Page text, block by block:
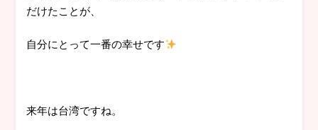
だけたことが、
自分にとって一番の幸せです
来年は台湾ですね。